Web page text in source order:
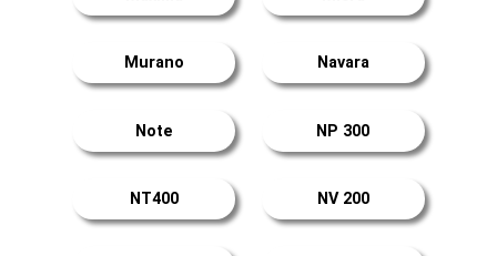
Murano Navara
Note NP 300
NT400 NV 200